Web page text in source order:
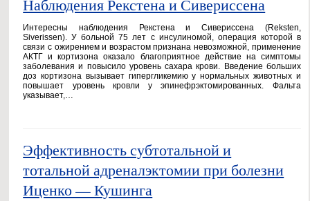
Наблюдения Рекстена и Сивериссена
Интересны наблюдения Рекстена и Сивериссена (Reksten,
Siverissen). У больной 75 лет с инсулиномой, операция которой в
связи с ожирением и возрастом признана невозможной, применение
АКТГ и кортизона оказало благоприятное действие на симптомы
заболевания и повысило уровень сахара крови. Введение больших
доз кортизона вызывает гипергликемию у нормальных животных и
повышает уровень кровли у эпинефрэктомированных. Фальта
указывает,…
Эффективность субтотальной и
тотальной адреналэктомии при болезни
Иценко — Кушинга